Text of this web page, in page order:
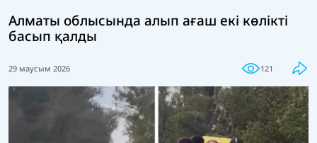
Алматы облысында алып ағаш екі көлікті
басып қалды
29 маусым 2026 121